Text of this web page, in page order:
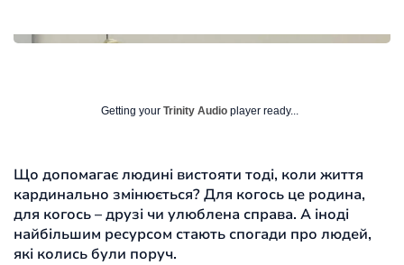
Getting your Trinity Audio player ready...
Що допомагає людині вистояти тоді, коли життя
кардинально змінюється? Для когось це родина,
для когось – друзі чи улюблена справа. А іноді
найбільшим ресурсом стають спогади про людей,
які колись були поруч.